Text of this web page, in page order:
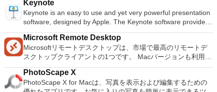
るステッカーと顔文字を使用した、より楽しく表現力豊かなチ
ャット。 タイムライン：タイムラインを使用してテキスト、
写真、ビデオ、ステッカーを共有し、親しい友人とストーリー
を交換します。 スナップムービー：わずか10秒で最高品質の
ビデオを作成できます。クールなバックグラウンドミュージッ
クを追加して、友人と共有できます。 友達を簡単に追加：
QRコード、またはLINE ID。
録音の速度またはピッチを変更します。 LADSPAプラグイン
で新しいエフェクトを追加します。 AC3、M4A /
M4R（AAC）、WMA、およびオプションのライブラリを使用
してサポートされるその他の形式。 システム要件：Audacity
は、少なくとも1 GB RAMおよび1 GHzプロセッサー（OS X
10.7以降では2 GB RAM / 2 GHz）で最適に動作します。
Audacityを長時間のマルチトラックプロジェクトに使用する場
合、最低2 GB RAMおよび2 GHzプロセッサー（OS X 10.7以
降では4 GB RAM）を推奨します。
computers, TeamViewer is now used by millions of users to
share screens, access remote computers, train and even
conduct virtual meetings. TeamViewer connects to any Mac or
server around the world within a few seconds. You can
remote control your partner's Mac as if you were sitting right
in front of it. Features: Control computers remotely via the
internet Record your session and save it as a video file for
playback Online meetings Drag & Drop files Multi-Monitor
support.
Keynote
Keynote is an easy to use and yet very powerful presentation
software, designed by Apple. The Keynote software provides
you with a massive array of tools and effects to ensure your
presentations stand out from the crowd. It can be used for
home, academic and business presentations. There are over
30 Apple-designed themes to choose from. The visual effects
are simply stunning to use. When combined with graphics,
transitions and images, you can create high quality
presentations with a fresh look. Using Keynote you can create
Microsoft Remote Desktop
Microsoftリモートデスクトップは、市場で最高のリモートデ
スクトップクライアントの1つです。 Macバージョンも利用で
きるようになりました。 Macバージョンは、ユーザーがPCを
Macに接続し、マシン間でシームレスに作業するのに役立ちま
す。 このソフトウェアのセットアップは簡単です。ユーザー
PhotoScape X
PhotoScape X for Macは、写真を表示および編集するための